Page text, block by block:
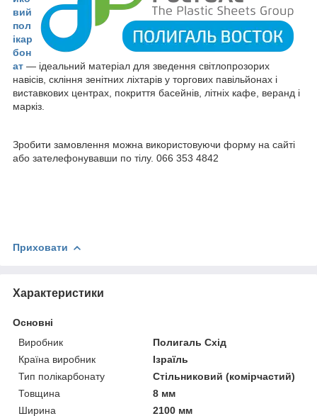
вий
пол
ікар
бон
ат — ідеальний матеріал для зведення світлопрозорих
навісів, скління зенітних ліхтарів у торгових павільйонах і
виставкових центрах, покриття басейнів, літніх кафе, веранд і
маркіз.
Зробити замовлення можна використовуючи форму на сайті
або зателефонувавши по тілу. 066 353 4842
Приховати
Характеристики
Основні
Виробник
Полигаль Схід
Країна виробник
Ізраїль
Тип полікарбонату
Стільниковий (комірчастий)
Товщина
8 мм
Ширина
2100 мм